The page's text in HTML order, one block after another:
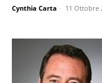
Cynthia Carta - 11 Ottobre